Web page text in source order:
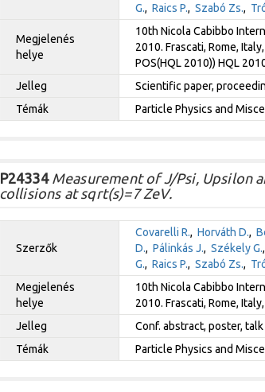
G., Raics P., Szabó Zs.,
Megjelenés
helye
10th Nicola Cabibbo
2010. Frascati, Rome,
POS(HQL 2010)) HQL
Jelleg
Scientific paper,
Témák
Particle Physics and
P24334Measurement of J/Psi, Upsilon
collisions at sqrt(s)=7 ZeV.
Szerzők
Covarelli R., Horváth D.,
D., Pálinkás J., Székely G.,
G., Raics P., Szabó Zs.,
Megjelenés
helye
10th Nicola Cabibbo
2010. Frascati, Rome,
Jelleg
Conf. abstract, poster, talk
Témák
Particle Physics and